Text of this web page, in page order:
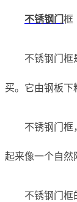
不锈钢门 框
不锈钢门框
买。它由钢板下
不锈钢门框
起来像一个自然
不锈钢门框